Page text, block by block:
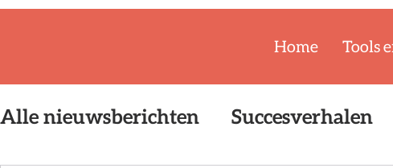
Home Tools
Alle nieuwsberichten Succesverhalen